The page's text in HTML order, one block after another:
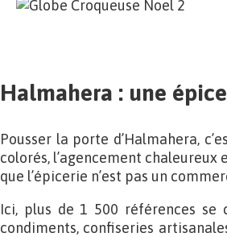
Halmahera : une
Pousser la porte d’Halmahera,
colorés, l’agencement
que l’épicerie n’est pas un
Ici, plus de 1 500 références se
condiments, confiseries